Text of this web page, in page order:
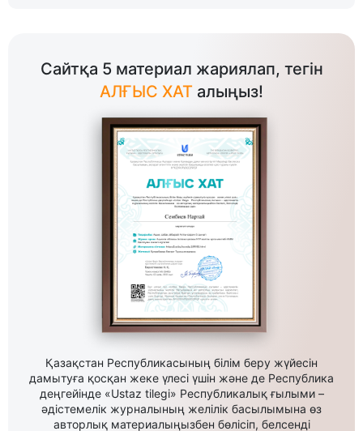
Сайтқа 5 материал жариялап, тегін
АЛҒЫС ХАТ алыңыз!
Қазақстан Республикасының білім беру жүйесін
дамытуға қосқан жеке үлесі үшін және де Республика
деңгейінде «Ustaz tilegi» Республикалық ғылыми –
әдістемелік журналының желілік басылымына өз
авторлық материалыңызбен бөлісіп, белсенді